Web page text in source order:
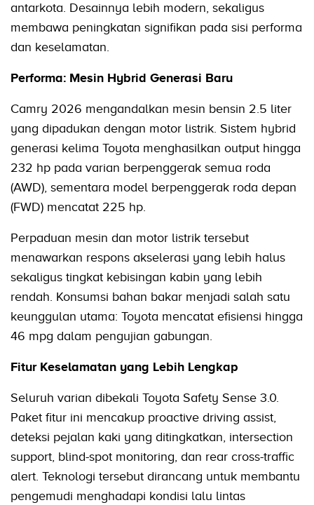
antarkota. Desainnya lebih modern, sekaligus
membawa peningkatan signifikan pada sisi performa
dan keselamatan.
Performa: Mesin Hybrid Generasi Baru
Camry 2026 mengandalkan mesin bensin 2.5 liter
yang dipadukan dengan motor listrik. Sistem hybrid
generasi kelima Toyota menghasilkan output hingga
232 hp pada varian berpenggerak semua roda
(AWD), sementara model berpenggerak roda depan
(FWD) mencatat 225 hp.
Perpaduan mesin dan motor listrik tersebut
menawarkan respons akselerasi yang lebih halus
sekaligus tingkat kebisingan kabin yang lebih
rendah. Konsumsi bahan bakar menjadi salah satu
keunggulan utama: Toyota mencatat efisiensi hingga
46 mpg dalam pengujian gabungan.
Fitur Keselamatan yang Lebih Lengkap
Seluruh varian dibekali Toyota Safety Sense 3.0.
Paket fitur ini mencakup proactive driving assist,
deteksi pejalan kaki yang ditingkatkan, intersection
support, blind-spot monitoring, dan rear cross-traffic
alert. Teknologi tersebut dirancang untuk membantu
pengemudi menghadapi kondisi lalu lintas